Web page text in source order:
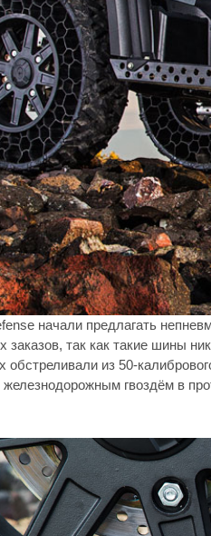
начали предлагать
заказов, так как такие шины
обстреливали из 50-
гвоздём в